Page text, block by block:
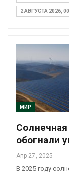
2 АВГУСТА 2026,
МИР
обогнали
Апр 27, 2025
В 2025 году